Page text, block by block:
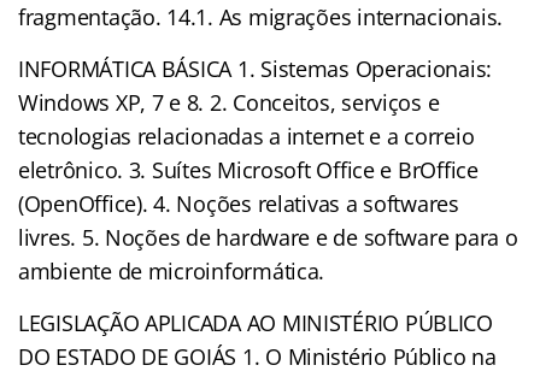
fragmentação. 14.1. As migrações internacionais.
INFORMÁTICA BÁSICA 1. Sistemas Operacionais:
Windows XP, 7 e 8. 2. Conceitos, serviços e
tecnologias relacionadas a internet e a correio
eletrônico. 3. Suítes Microsoft Office e BrOffice
(OpenOffice). 4. Noções relativas a softwares
livres. 5. Noções de hardware e de software para o
ambiente de microinformática.
LEGISLAÇÃO APLICADA AO MINISTÉRIO PÚBLICO
DO ESTADO DE GOIÁS 1. O Ministério Público na